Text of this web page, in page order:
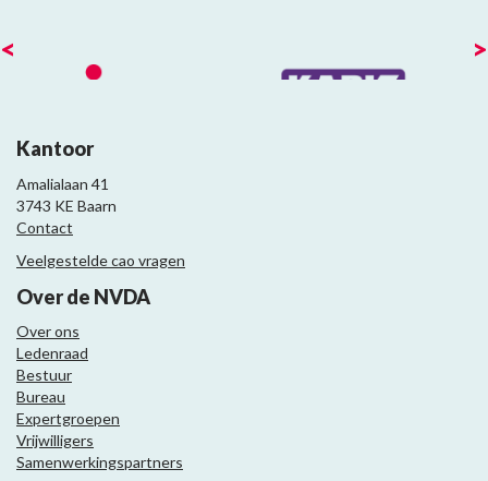
< >
Kantoor
Amalialaan 41
3743 KE Baarn
Contact
Veelgestelde cao vragen
Over de NVDA
Over ons
Ledenraad
Bestuur
Bureau
Expertgroepen
Vrijwilligers
Samenwerkingspartners